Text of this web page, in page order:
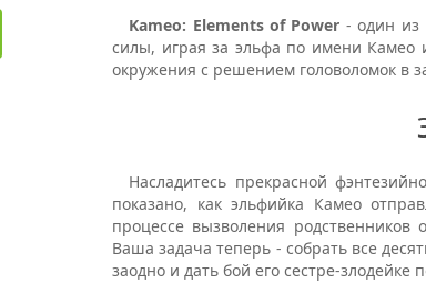
Kameo: Elements of Power - один из
силы, играя за эльфа по имени Камео
окружения с решением головоломок в
Насладитесь прекрасной
показано, как эльфийка Камео
процессе вызволения родственников
Ваша задача теперь - собрать все
заодно и дать бой его сестре-злодейке